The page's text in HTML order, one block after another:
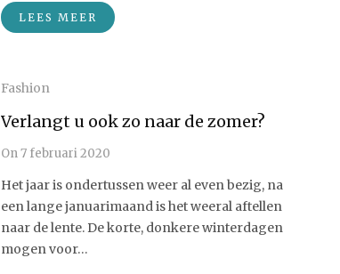
LEES MEER
Fashion
Verlangt u ook zo naar de zomer?
On7 februari 2020
Het jaar is ondertussen weer al even bezig, na
een lange januarimaand is het weeral aftellen
naar de lente. De korte, donkere winterdagen
mogen voor…